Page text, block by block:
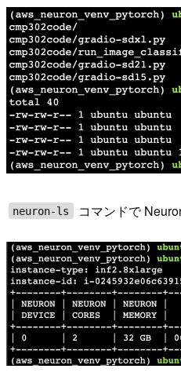
neuron-ls コマンドで